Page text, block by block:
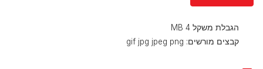
הגבלת משקל 4 MB
קבצים מורשים: gif jpg jpeg png